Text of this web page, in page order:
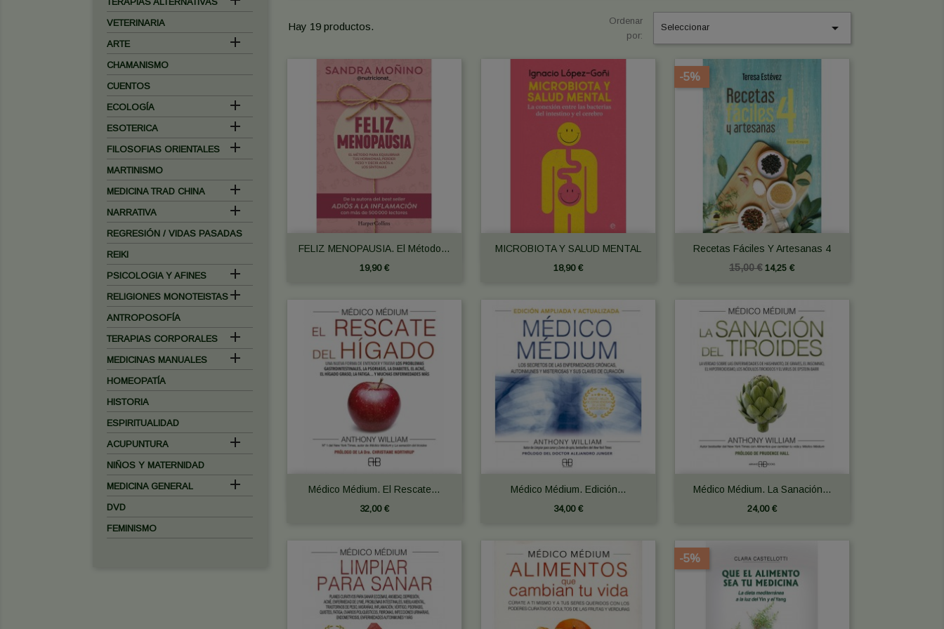
VETERINARIA
ARTE

CHAMANISMO
CUENTOS
ECOLOGÍA

ESOTERICA 
FILOSOFIAS ORIENTALES 
MARTINISMO
MEDICINA TRAD CHINA

NARRATIVA 
REGRESIÓN / VIDAS PASADAS
REIKI
PSICOLOGIA Y AFINES

RELIGIONES MONOTEISTAS
ANTROPOSOFÍA
TERAPIAS CORPORALES

MEDICINAS MANUALES 
HOMEOPATÍA
HISTORIA
ESPIRITUALIDAD
ACUPUNTURA

NIÑOS Y MATERNIDAD
MEDICINA GENERAL

DVD
FEMINISMO
Hay 19 productos.
Ordenar
por:
Seleccionar 
FELIZ MENOPAUSIA. El Método...
19,90 €
Vista rápida MICROBIOTA Y SALUD MENTAL
18,90 €
Vista rápida
Recetas Fáciles Y Artesanas 4
15,00 € 14,25 €
-5%
Vista rápida
Médico Médium. El Rescate...
32,00 €
Vista rápida Médico Médium. Edición...
34,00 €
 Vista rápida Médico Médium. La Sanación...
24,00 €
Vista rápida
-5%